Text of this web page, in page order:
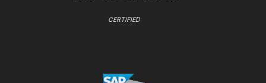
CERTIFIED